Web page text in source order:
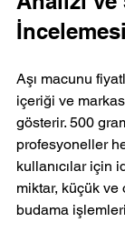
İncelemesi
Aşı macunu
içeriği ve
gösterir. 500
profesyoneller
kullanıcılar için
miktar, küçük ve
budama